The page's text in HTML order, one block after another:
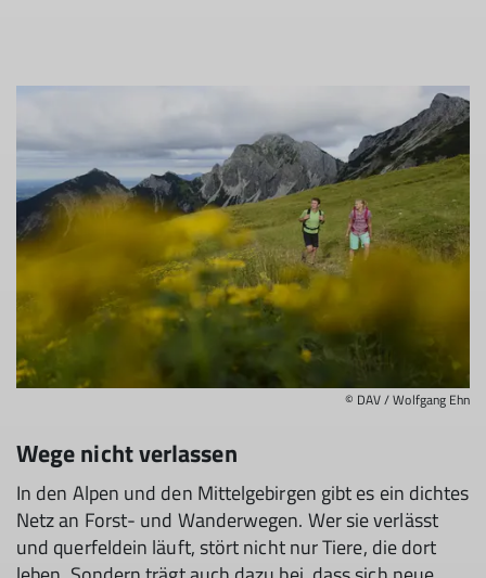
© DAV / Wolfgang Ehn
Wege nicht verlassen
In den Alpen und den Mittelgebirgen gibt es ein dichtes
Netz an Forst- und Wanderwegen. Wer sie verlässt
und querfeldein läuft, stört nicht nur Tiere, die dort